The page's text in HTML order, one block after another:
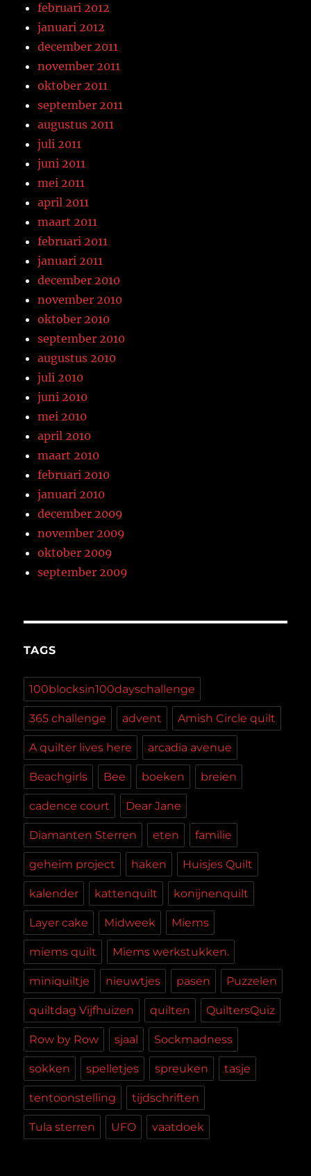
februari 2012
januari 2012
december 2011
november 2011
oktober 2011
september 2011
augustus 2011
juli 2011
juni 2011
mei 2011
april 2011
maart 2011
februari 2011
januari 2011
december 2010
november 2010
oktober 2010
september 2010
augustus 2010
juli 2010
juni 2010
mei 2010
april 2010
maart 2010
februari 2010
januari 2010
december 2009
november 2009
oktober 2009
september 2009
TAGS
100blocksin100dayschallenge
365 challenge advent Amish Circle quilt
A quilter lives here arcadia avenue
Beachgirls Bee boeken breien
cadence court Dear Jane
Diamanten Sterren eten familie
geheim project haken Huisjes Quilt
kalender kattenquilt konijnenquilt
Layer cake Midweek Miems
miems quilt Miems werkstukken.
miniquiltje nieuwtjes pasen Puzzelen
quiltdag Vijfhuizen quilten QuiltersQuiz
Row by Row sjaal Sockmadness
sokken spelletjes spreuken tasje
tentoonstelling tijdschriften
Tula sterren UFO vaatdoek